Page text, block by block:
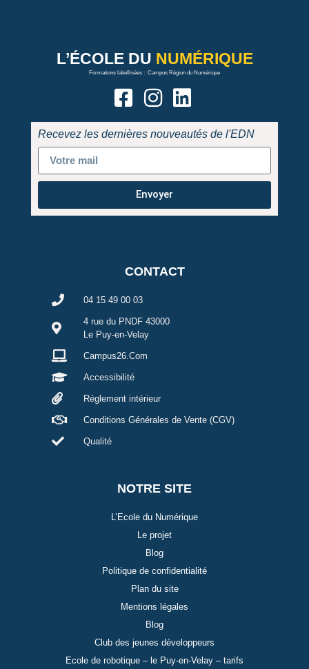
L’ÉCOLE DU NUMÉRIQUE
Formations labellisées : Campus Région du Numérique
Recevez les dernières nouveautés de l'EDN
Envoyer
CONTACT
04 15 49 00 03
4 rue du PNDF 43000
Le Puy-en-Velay
Campus26.Com
Accessibilité
Réglement intérieur
Conditions Générales de Vente (CGV)
Qualité
NOTRE SITE
L’Ecole du Numérique
Le projet
Blog
Politique de confidentialité
Plan du site
Mentions légales
Blog
Club des jeunes développeurs
Ecole de robotique – le Puy-en-Velay – tarifs